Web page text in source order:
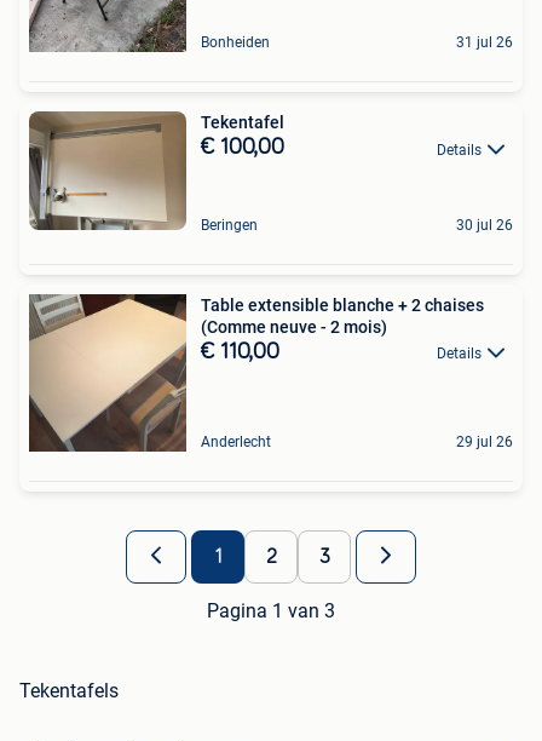
Bonheiden 31 jul 26
Tekentafel
€ 100,00 Details
Beringen 30 jul 26
Table extensible blanche + 2 chaises
(Comme neuve - 2 mois)
€ 110,00 Details
Anderlecht 29 jul 26
1 2 3
Pagina 1 van 3
Tekentafels